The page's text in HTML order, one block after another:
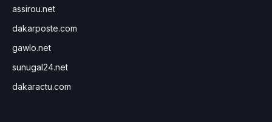
assirou.net
dakarposte.com
gawlo.net
sunugal24.net
dakaractu.com